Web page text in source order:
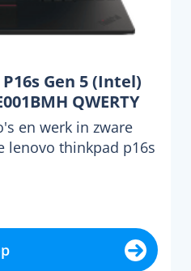
Gen 5 (Intel)
QWERTY
en werk in zware
lenovo thinkpad p16s